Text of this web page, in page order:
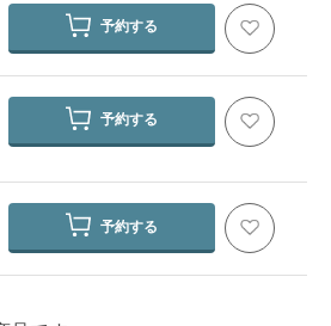
予約する
予約する
予約する